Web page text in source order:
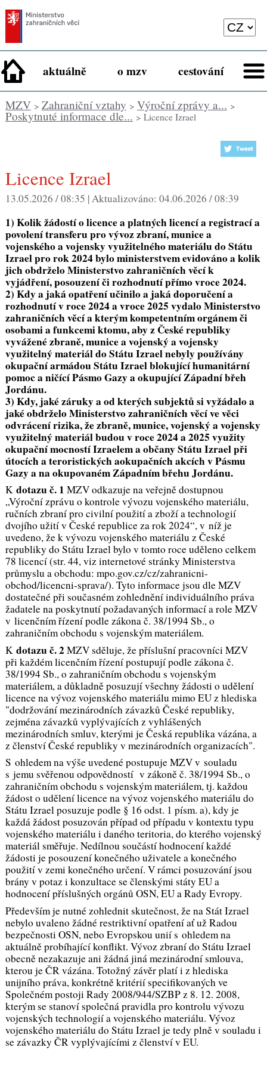
aktuálně o mzv cestování
MZV> Zahraniční vztahy > Výroční zprávy a... >
Poskytnuté informace dle... > Licence Izrael
Licence Izrael
13.05.2026 / 08:35 |Aktualizováno: 04.06.2026 / 08:39
1) Kolik žádostí o licence a platných licencí a registrací a
povolení transferu pro vývoz zbraní, munice a
vojenského a vojensky využitelného materiálu do Státu
Izrael pro rok 2024 bylo ministerstvem evidováno a kolik
jich obdrželo Ministerstvo zahraničních věcí k
vyjádření, posouzení či rozhodnutí přímo vroce 2024.
2) Kdy a jaká opatření učinilo a jaká doporučení a
rozhodnutí v roce 2024 a vroce 2025 vydalo Ministerstvo
zahraničních věcí a kterým kompetentním orgánem či
osobami a funkcemi ktomu, aby z České republiky
vyvážené zbraně, munice a vojenský a vojensky
využitelný materiál do Státu Izrael nebyly používány
okupační armádou Státu Izrael blokující humanitární
pomoc a ničící Pásmo Gazy a okupující Západní břeh
Jordánu.
3) Kdy, jaké záruky a od kterých subjektů si vyžádalo a
jaké obdrželo Ministerstvo zahraničních věcí ve věci
odvrácení rizika, že zbraně, munice, vojenský a vojensky
využitelný materiál budou v roce 2024 a 2025 využity
okupační mocností Izraelem a občany Státu Izrael při
útocích a teroristických aokupačních akcích v Pásmu
Gazy a na okupovaném Západním břehu Jordánu.
K dotazu č. 1 MZV odkazuje na veřejně dostupnou
„Výroční zprávu o kontrole vývozu vojenského materiálu,
ručních zbraní pro civilní použití a zboží a technologií
dvojího užití v České republice za rok 2024“, v níž je
uvedeno, že k vývozu vojenského materiálu z České
republiky do Státu Izrael bylo v tomto roce uděleno celkem
78 licencí (str. 44, viz internetové stránky Ministerstva
průmyslu a obchodu: mpo.gov.cz/cz/zahranicni-
obchod/licencni-sprava/). Tyto informace jsou dle MZV
dostatečné při současném zohlednění individuálního práva
žadatele na poskytnutí požadavaných informací a role MZV
v licenčním řízení podle zákona č. 38/1994 Sb., o
zahraničním obchodu s vojenským materiálem.
K dotazu č. 2MZV sděluje, že příslušní pracovníci MZV
při každém licenčním řízení postupují podle zákona č.
38/1994 Sb., o zahraničním obchodu s vojenským
materiálem, a důkladně posuzují všechny žádosti o udělení
licence na vývoz vojenského materiálu mimo EU z hlediska
"dodržování mezinárodních závazků České republiky,
zejména závazků vyplývajících z vyhlášených
mezinárodních smluv, kterými je Česká republika vázána, a
z členství České republiky v mezinárodních organizacích".
S ohledem na výše uvedené postupuje MZV v souladu
s jemu svěřenou odpovědností v zákoně č. 38/1994 Sb., o
zahraničním obchodu s vojenským materiálem, tj. každou
žádost o udělení licence na vývoz vojenského materiálu do
Státu Izrael posuzuje podle § 16 odst. 1 písm. a), kdy je
každá žádost posuzován případ od případu v kontextu typu
vojenského materiálu i daného teritoria, do kterého vojenský
materiál směřuje. Nedílnou součástí hodnocení každé
žádosti je posouzení konečného uživatele a konečného
použití v zemi konečného určení. V rámci posuzování jsou
brány v potaz i konzultace se členskými státy EU a
hodnocení příslušných orgánů OSN, EU a Rady Evropy.
Především je nutné zohlednit skutečnost, že na Stát Izrael
nebylo uvaleno žádné restriktivní opatření ať už Radou
bezpečnosti OSN, nebo Evropskou unií s ohledem na
aktuálně probíhající konflikt. Vývoz zbraní do Státu Izrael
obecně nezakazuje ani žádná jiná mezinárodní smlouva,
kterou je ČR vázána. Totožný závěr platí i z hlediska
unijního práva, konkrétně kritérií specifikovaných ve
Společném postoji Rady 2008/944/SZBP z 8. 12. 2008,
kterým se stanoví společná pravidla pro kontrolu vývozu
vojenských technologií a vojenského materiálu. Vývoz
vojenského materiálu do Státu Izrael je tedy plně v souladu i
se závazky ČR vyplývajícími z členství v EU.